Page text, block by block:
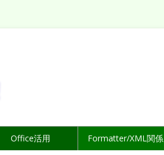
Office活用 Formatter/XML関係